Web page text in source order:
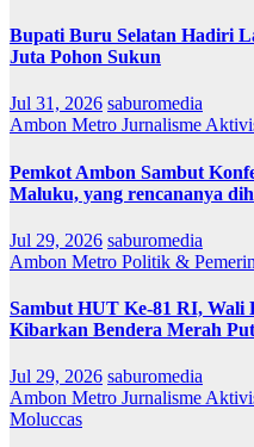
Bupati Buru Selatan Hadiri
Juta Pohon Sukun
Jul 31, 2026 saburomedia
Ambon Metro Jurnalisme
Pemkot Ambon Sambut
Maluku, yang rencananya
Jul 29, 2026 saburomedia
Ambon Metro Politik &
Sambut HUT Ke-81 RI, Wali
Kibarkan Bendera Merah
Jul 29, 2026 saburomedia
Ambon Metro Jurnalisme
Moluccas